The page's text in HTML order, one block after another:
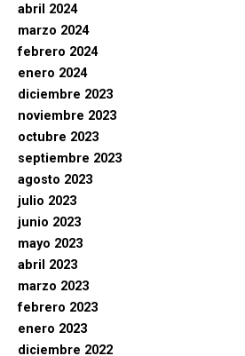
abril 2024
marzo 2024
febrero 2024
enero 2024
diciembre 2023
noviembre 2023
octubre 2023
septiembre 2023
agosto 2023
julio 2023
junio 2023
mayo 2023
abril 2023
marzo 2023
febrero 2023
enero 2023
diciembre 2022